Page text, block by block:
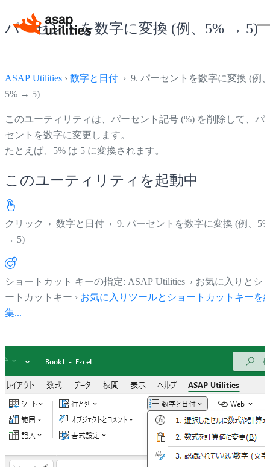
パーセントを数字に変換 (例、5% → 5)
ASAP Utilities › 数字と日付 › 9. パーセントを数字に変換 (例
5% → 5)
このユーティリティは、パーセント記号 (%) を削除して、パ
セントを数字に変更します。
たとえば、5% は 5 に変換されます。
このユーティリティを起動中
クリック › 数字と日付 › 9. パーセントを数字に変換 (例、5%
→ 5)
ショートカット キーの指定: ASAP Utilities › お気に入りとシ
ートカットキー › お気に入りツールとショートカットキーを
集...